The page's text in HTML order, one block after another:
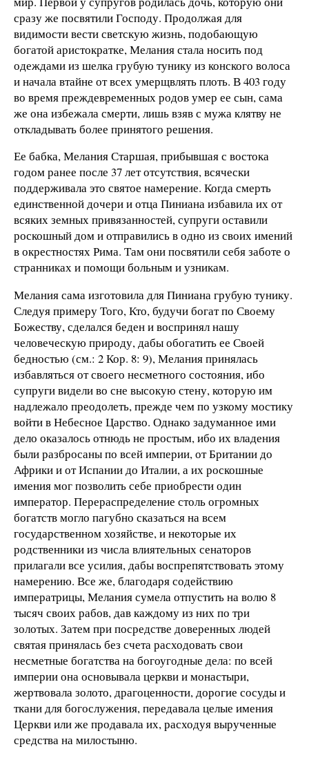
сразу же посвятили Господу. Продолжая для
видимости вести светскую жизнь, подобающую
богатой аристократке, Мелания стала носить под
одеждами из шелка грубую тунику из конского волоса
и начала втайне от всех умерщвлять плоть. В 403 году
во время преждевременных родов умер ее сын, сама
же она избежала смерти, лишь взяв с мужа клятву не
откладывать более принятого решения.
Ее бабка, Мелания Старшая, прибывшая с востока
годом ранее после 37 лет отсутствия, всячески
поддерживала это святое намерение. Когда смерть
единственной дочери и отца Пиниана избавила их от
всяких земных привязанностей, супруги оставили
роскошный дом и отправились в одно из своих имений
в окрестностях Рима. Там они посвятили себя заботе о
странниках и помощи больным и узникам.
Мелания сама изготовила для Пиниана грубую тунику.
Следуя примеру Того, Кто, будучи богат по Своему
Божеству, сделался беден и воспринял нашу
человеческую природу, дабы обогатить ее Своей
бедностью (см.: 2 Кор. 8: 9), Мелания принялась
избавляться от своего несметного состояния, ибо
супруги видели во сне высокую стену, которую им
надлежало преодолеть, прежде чем по узкому мостику
войти в Небесное Царство. Однако задуманное ими
дело оказалось отнюдь не простым, ибо их владения
были разбросаны по всей империи, от Британии до
Африки и от Испании до Италии, а их роскошные
имения мог позволить себе приобрести один
император. Перераспределение столь огромных
богатств могло пагубно сказаться на всем
государственном хозяйстве, и некоторые их
родственники из числа влиятельных сенаторов
прилагали все усилия, дабы воспрепятствовать этому
намерению. Все же, благодаря содействию
императрицы, Мелания сумела отпустить на волю 8
тысяч своих рабов, дав каждому из них по три
золотых. Затем при посредстве доверенных людей
святая принялась без счета расходовать свои
несметные богатства на богоугодные дела: по всей
империи она основывала церкви и монастыри,
жертвовала золото, драгоценности, дорогие сосуды и
ткани для богослужения, передавала целые имения
Церкви или же продавала их, расходуя вырученные
средства на милостыню.